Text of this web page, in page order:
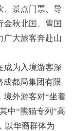
、景点门票、导
金秋北国、雪国
广大旅客奔赴山
为入境游客深
成都局集团有限
境外游客对“坐着
中“熊猫专列”高
以华裔群体为